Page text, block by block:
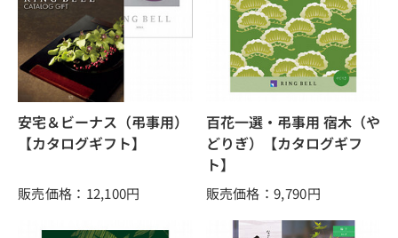
安宅＆ビーナス（弔事用）
【カタログギフト】
販売価格：12,100円
百花一選・弔事用 宿木（や
どりぎ）【カタログギフ
ト】
販売価格：9,790円